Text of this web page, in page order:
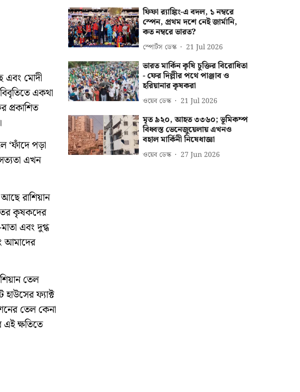
এবং মোদী
একথা
প্রকাশিত
‘ফাঁদে পড়া
এখন
রাশিয়ান
কৃষকদের
এবং দুগ্ধ
আমাদের
তেল
ফ্যাক্ট
তেল কেনা
এই ক্ষতিতে
ফিফা র‍্যাঙ্কিং-এ বদল, ১ নম্বরে
স্পেন, প্রথম দশে নেই জার্মানি,
কত নম্বরে ভারত?
স্পোর্টস ডেস্ক 21 Jul 2026
ভারত মার্কিন কৃষি চুক্তির বিরোধিতা
- ফের দিল্লীর পথে পাঞ্জাব ও
হরিয়ানার কৃষকরা
ওয়েব ডেস্ক 21 Jul 2026
মৃত ৯২০, আহত ৩৩৬০; ভূমিকম্প
বিধ্বস্ত ভেনেজুয়েলায় এখনও
বহাল মার্কিনী নিষেধাজ্ঞা
ওয়েব ডেস্ক 27 Jun 2026